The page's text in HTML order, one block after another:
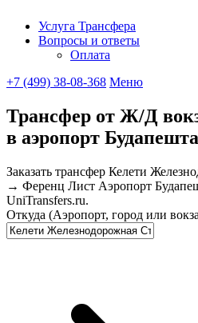
Услуга Трансфера
Вопросы и ответы
Оплата
+7 (499) 38-08-368 Меню
Трансфер от Ж/Д
в аэропорт
Заказать трансфер Келети
→ Ференц Лист Аэропорт
UniTransfers.ru.
Откуда (Аэропорт, город или